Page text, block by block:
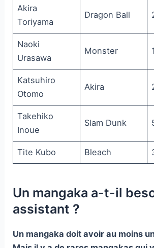
Akira
Toriyama
Dragon Ball
Naoki
Urasawa
Monster
Katsuhiro
Otomo
Akira
Takehiko
Inoue
Slam Dunk
Tite Kubo Bleach
Un mangaka a-t-il
assistant ?
Un mangaka doit avoir au moins